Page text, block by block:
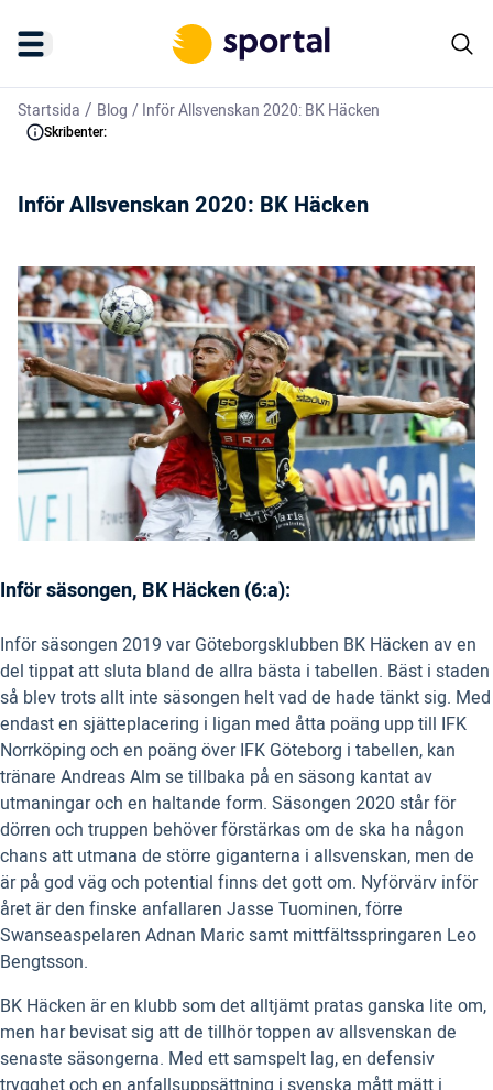
Startsida / Blog /Inför Allsvenskan 2020: BK Häcken
Skribenter:
Inför Allsvenskan 2020: BK Häcken
Inför säsongen, BK Häcken (6:a):
Inför säsongen 2019 var Göteborgsklubben BK Häcken av en
del tippat att sluta bland de allra bästa i tabellen. Bäst i staden
så blev trots allt inte säsongen helt vad de hade tänkt sig. Med
endast en sjätteplacering i ligan med åtta poäng upp till IFK
Norrköping och en poäng över IFK Göteborg i tabellen, kan
tränare Andreas Alm se tillbaka på en säsong kantat av
utmaningar och en haltande form. Säsongen 2020 står för
dörren och truppen behöver förstärkas om de ska ha någon
chans att utmana de större giganterna i allsvenskan, men de
är på god väg och potential finns det gott om. Nyförvärv inför
året är den finske anfallaren Jasse Tuominen, förre
Swanseaspelaren Adnan Maric samt mittfältsspringaren Leo
Bengtsson.
BK Häcken är en klubb som det alltjämt pratas ganska lite om,
men har bevisat sig att de tillhör toppen av allsvenskan de
senaste säsongerna. Med ett samspelt lag, en defensiv